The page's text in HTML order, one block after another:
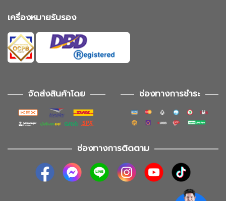
เครื่องหมายรับรอง
จัดส่งสินค้าโดย ช่องทางการชำระ
ช่องทางการติดตาม